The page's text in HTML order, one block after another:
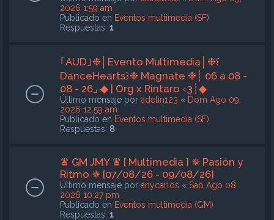
2026 1:59 am
Publicado en Eventos multimedia (SF)
Respuestas: 1
｢AUD｣❉│Evento Multimedia│❉꒰
DanceHearts꒱❉ Magnate ❉┊ 06 a 08 -
08 - 26⌟ ◆ | Org x Rintaro ‹3┊◆
Último mensaje por adelin123 « Dom Ago 09,
2026 12:59 am
Publicado en Eventos multimedia (SF)
Respuestas: 8
♛ GM JMY ♛ [ Multimedia ] ✵ Pasión y
Ritmo ✵ [07/08/26 - 09/08/26]
Último mensaje por anycarlos « Sab Ago 08,
2026 10:27 pm
Publicado en Eventos multimedia (GM)
Respuestas: 1